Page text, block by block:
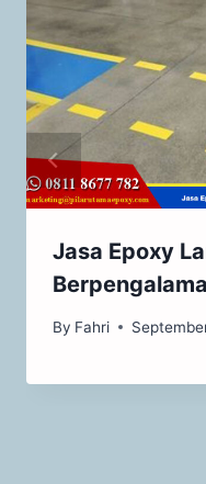
Jasa Epoxy
By Fahri